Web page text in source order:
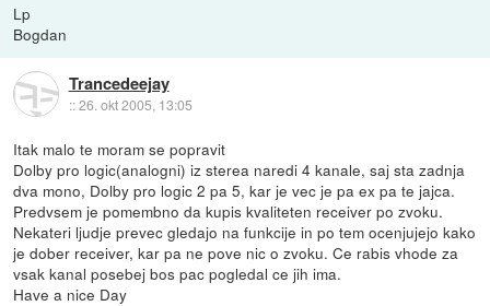
Lp
Bogdan
Trancedeejay
::26. okt 2005, 13:05
Itak malo te moram se popravit
Dolby pro logic(analogni) iz sterea naredi 4 kanale, saj sta zadnja
dva mono, Dolby pro logic 2 pa 5, kar je vec je pa ex pa te jajca.
Predvsem je pomembno da kupis kvaliteten receiver po zvoku.
Nekateri ljudje prevec gledajo na funkcije in po tem ocenjujejo kako
je dober receiver, kar pa ne pove nic o zvoku. Ce rabis vhode za
vsak kanal posebej bos pac pogledal ce jih ima.
Have a nice Day